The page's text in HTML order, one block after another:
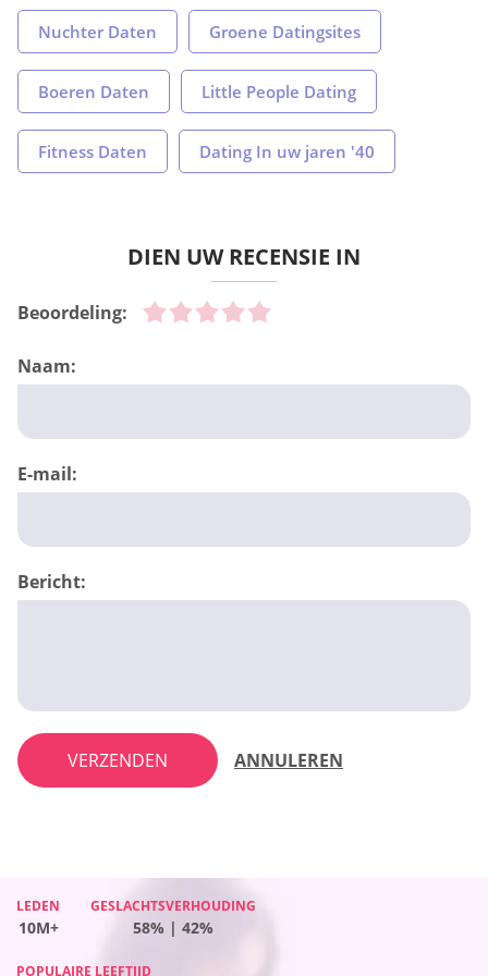
Nuchter Daten Groene Datingsites
Boeren Daten Little People Dating
Fitness Daten Dating In uw jaren '40
DIEN UW RECENSIE IN
Beoordeling:
Naam:
E-mail:
Bericht:
VERZENDEN ANNULEREN
LEDEN GESLACHTSVERHOUDING
60% | 40%
LEDEN
10M+
GESLACHTSVERHOUDING
58% | 42%
POPULAIRE LEEFTIJD
LEDEN
10M+
GESLACHTSVERHOUDING
36% | 64%
LEDEN
10M+
GESLACHTSVERHOUDING
65% | 35%
POPULAIRE LEEFTIJD